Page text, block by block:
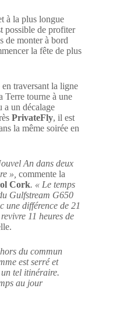
à la plus longue
possible de profiter
de monter à bord
la fête de plus
traversant la ligne
Terre tourne à une
a un décalage
PrivateFly, il est
la même soirée en
An dans deux
», commente la
Cork. « Le temps
Gulfstream G650
une différence de 21
11 heures de
du commun
est serré et
tel itinéraire.
au jour